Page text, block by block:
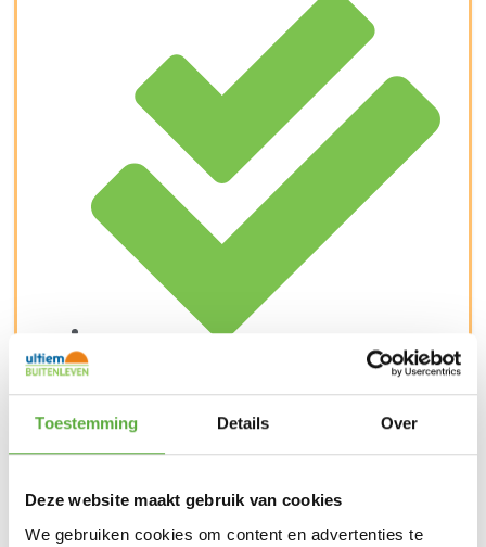
Toestemming Details Over
Deze website maakt gebruik van cookies
We gebruiken cookies om content en advertenties te
SKU17684
Barbecues,Weber accessoiresMerk:Weber
Merk Weber